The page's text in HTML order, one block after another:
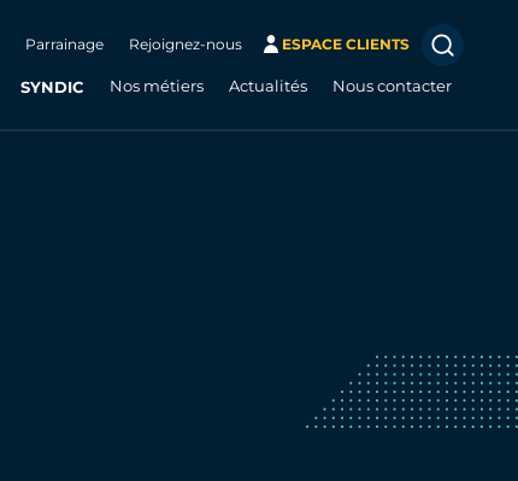
Parrainage Rejoignez-nous ESPACE CLIENTS
SYNDIC Nos métiers Actualités Nous contacter